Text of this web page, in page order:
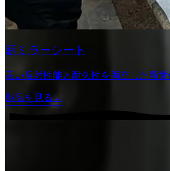
新ミラーシート
高い反射性能と耐久性を両立した新世
製品を見る